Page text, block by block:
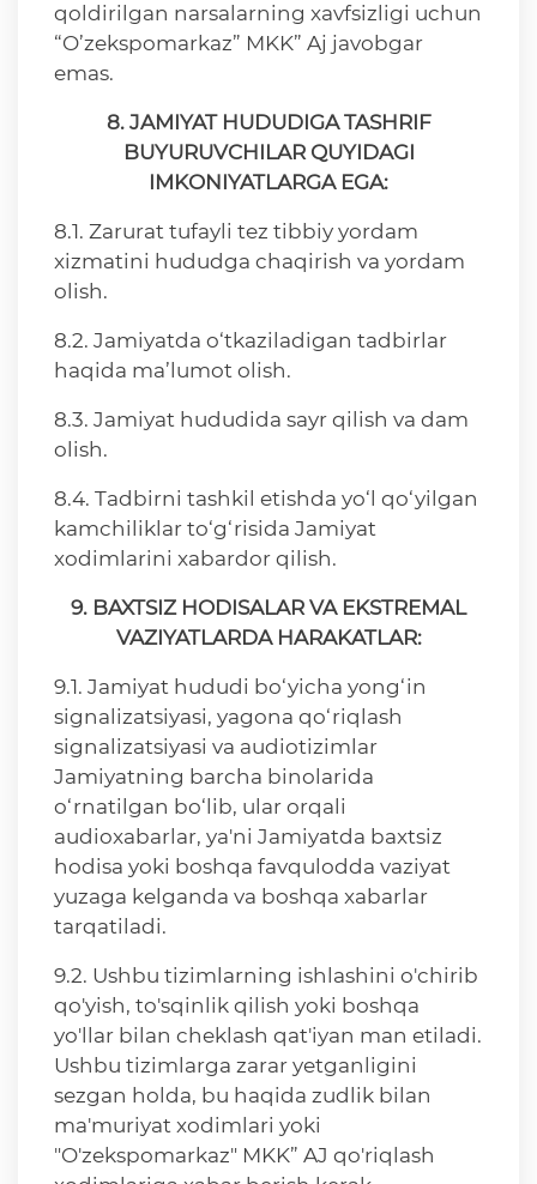
qoldirilgan narsalarning xavfsizligi uchun
“O’zekspomarkaz” MKK” Aj javobgar
emas.
8. JAMIYAT HUDUDIGA TASHRIF
BUYURUVCHILAR QUYIDAGI
IMKONIYATLARGA EGA:
8.1. Zarurat tufayli tez tibbiy yordam
xizmatini hududga chaqirish va yordam
olish.
8.2. Jamiyatda o‘tkaziladigan tadbirlar
haqida ma’lumot olish.
8.3. Jamiyat hududida sayr qilish va dam
olish.
8.4. Tadbirni tashkil etishda yo‘l qo‘yilgan
kamchiliklar to‘g‘risida Jamiyat
xodimlarini xabardor qilish.
9. BAXTSIZ HODISALAR VA EKSTREMAL
VAZIYATLARDA HARAKATLAR:
9.1. Jamiyat hududi bo‘yicha yong‘in
signalizatsiyasi, yagona qo‘riqlash
signalizatsiyasi va audiotizimlar
Jamiyatning barcha binolarida
o‘rnatilgan bo‘lib, ular orqali
audioxabarlar, ya'ni Jamiyatda baxtsiz
hodisa yoki boshqa favqulodda vaziyat
yuzaga kelganda va boshqa xabarlar
tarqatiladi.
9.2. Ushbu tizimlarning ishlashini o'chirib
qo'yish, to'sqinlik qilish yoki boshqa
yo'llar bilan cheklash qat'iyan man etiladi.
Ushbu tizimlarga zarar yetganligini
sezgan holda, bu haqida zudlik bilan
ma'muriyat xodimlari yoki
"O'zekspomarkaz" MKK” AJ qo'riqlash